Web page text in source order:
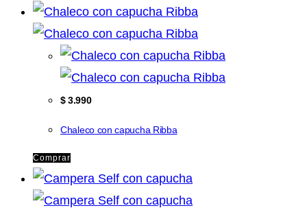
$3.990
Chaleco con capucha Ribba
Comprar